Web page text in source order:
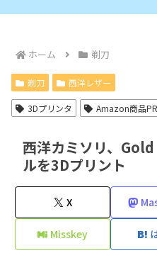
ホーム 剃刀
剃刀 西洋レザー
3Dプリンタ Amazon商品PR
西洋カミソリ、
ルを3Dプリント
X
Misskey